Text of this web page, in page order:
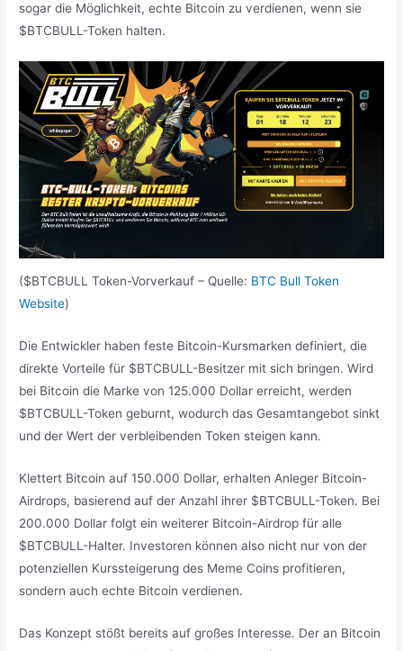
sogar die Möglichkeit, echte Bitcoin zu verdienen, wenn sie
$BTCBULL-Token halten.
($BTCBULL Token-Vorverkauf – Quelle: BTC Bull Token
Website)
Die Entwickler haben feste Bitcoin-Kursmarken definiert, die
direkte Vorteile für $BTCBULL-Besitzer mit sich bringen. Wird
bei Bitcoin die Marke von 125.000 Dollar erreicht, werden
$BTCBULL-Token geburnt, wodurch das Gesamtangebot sinkt
und der Wert der verbleibenden Token steigen kann.
Klettert Bitcoin auf 150.000 Dollar, erhalten Anleger Bitcoin-
Airdrops, basierend auf der Anzahl ihrer $BTCBULL-Token. Bei
200.000 Dollar folgt ein weiterer Bitcoin-Airdrop für alle
$BTCBULL-Halter. Investoren können also nicht nur von der
potenziellen Kurssteigerung des Meme Coins profitieren,
sondern auch echte Bitcoin verdienen.
Das Konzept stößt bereits auf großes Interesse. Der an Bitcoin